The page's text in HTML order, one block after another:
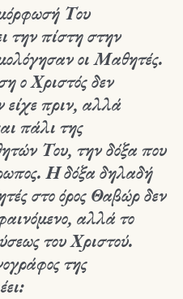
Του
την πίστη στην
οι Μαθητές.
ο Χριστός δεν
είχε πριν, αλλά
πάλι της
Του, την δόξα που
Η δόξα δηλαδή
στο όρος Θαβώρ δεν
αλλά το
του Χριστού.
της